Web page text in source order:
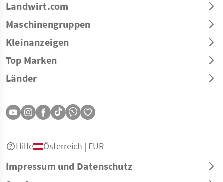
Landwirt.com
Maschinengruppen
Kleinanzeigen
Top Marken
Länder
Impressum und Datenschutz
Hilfe Österreich | EUR